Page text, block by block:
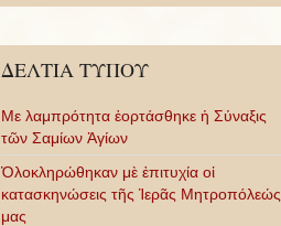
ΔΕΛΤΙΑ ΤΥΠΟΥ
Με λαμπρότητα ἑορτάσθηκε ἡ Σύναξις
τῶν Σαμίων Ἁγίων
Ὁλοκληρώθηκαν μὲ ἐπιτυχία οἱ
κατασκηνώσεις τῆς Ἱερᾶς Μητροπόλεώς
μας